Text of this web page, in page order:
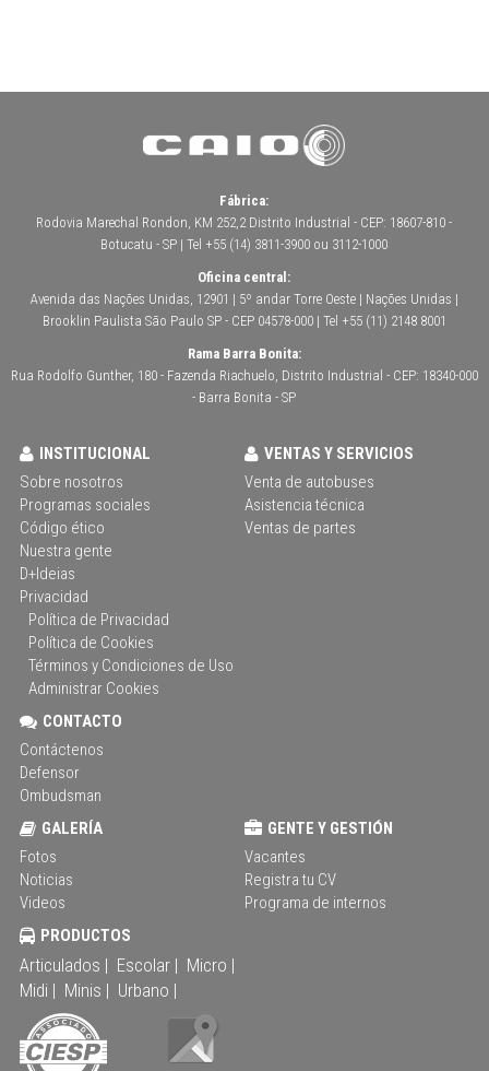
Fábrica:
Rodovia Marechal Rondon, KM 252,2 Distrito Industrial - CEP: 18607-810 -
Botucatu - SP | Tel +55 (14) 3811-3900 ou 3112-1000
Oficina central:
Avenida das Nações Unidas, 12901 | 5º andar Torre Oeste | Nações Unidas |
Brooklin Paulista São Paulo SP - CEP 04578-000 | Tel +55 (11) 2148 8001
Rama Barra Bonita:
Rua Rodolfo Gunther, 180 - Fazenda Riachuelo, Distrito Industrial - CEP: 18340-000
- Barra Bonita - SP
INSTITUCIONAL
Sobre nosotros
Programas sociales
Código ético
Nuestra gente
D+Ideias
Privacidad
Política de Privacidad
Política de Cookies
Términos y Condiciones de Uso
Administrar Cookies
VENTAS Y SERVICIOS
Venta de autobuses
Asistencia técnica
Ventas de partes
CONTACTO
Contáctenos
Defensor
Ombudsman
GALERÍA
Fotos
Noticias
Videos
GENTE Y GESTIÓN
Vacantes
Registra tu CV
Programa de internos
PRODUCTOS
Articulados | Escolar | Micro |
Midi | Minis | Urbano |